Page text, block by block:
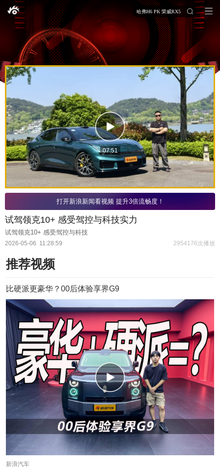
哈弗H6 PK 荣威RX5
07:51
打开新浪新闻看视频 提升3倍流畅度！
试驾领克10+ 感受驾控与科技实力
试驾领克10+ 感受驾控与科技
2026-05-06 11:28:59 2954176次播放
推荐视频
比硬派更豪华？00后体验享界G9
新浪汽车